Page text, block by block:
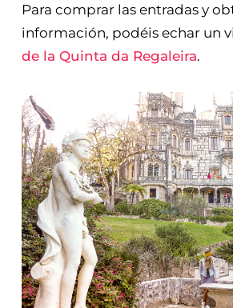
Para comprar las entradas y
información, podéis echar un
de la Quinta da Regaleira.